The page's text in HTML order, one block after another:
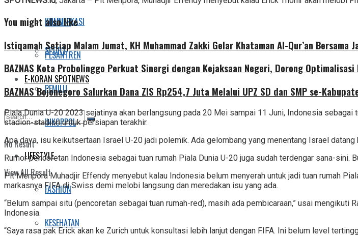
KULINER
SPORT
E-KORAN SPOTNEWS
No Result
View All Result
KOMUNIKASI
PESANTREN
PEMILU
INKOPPOL
LIFESTYLE
FASHION
KESEHATAN
You might also like
Istiqamah Setiap Malam Jumat, KH Muhammad Zakki Gelar Khataman Al-Qur’an Bersama
BAZNAS Kota Probolinggo Perkuat Sinergi dengan Kejaksaan Negeri, Dorong Optimalisasi
BAZNAS Bojonegoro Salurkan Dana ZIS Rp254,7 Juta Melalui UPZ SD dan SMP se-
Piala Dunia U-20 2023 sejatinya akan berlangsung pada 20 Mei sampai 11 Juni, Indonesia
stadion-stadion untuk persiapan terakhir.
Apa daya, isu keikutsertaan Israel U-20 jadi polemik. Ada gelombang yang menentang Israel
Rumor pencoretan Indonesia sebagai tuan rumah Piala Dunia U-20 juga sudah terdengar sana-
Plt Menpora Muhadjir Effendy menyebut kalau Indonesia belum menyerah untuk jadi tuan rumah
markasnya FIFA di Swiss demi melobi langsung dan meredakan isu yang ada.
“Belum sampai situ (pencoretan sebagai tuan rumah-red), masih ada pembicaraan,” usai
Indonesia.
“Saya rasa pak Erick akan ke Zurich untuk konsultasi lebih lanjut dengan FIFA. Ini belum level